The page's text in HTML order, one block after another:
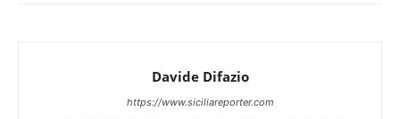
Davide Difazio
https://www.siciliareporter.com